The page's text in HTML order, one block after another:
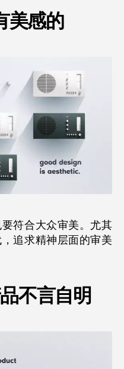
美感的
符合大众审美。尤其
追求精神层面的审美
不言自明